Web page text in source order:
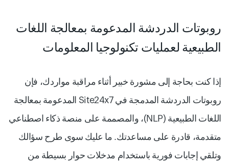
روبوتات الدردشة المدعومة بمعالجة اللغات
الطبيعية لعمليات تكنولوجيا المعلومات
إذا كنت بحاجة إلى مشورة خبير أثناء مراقبة مواردك، فإن
روبوتات الدردشة المدمجة في Site24x7 المدعومة بمعالجة
اللغات الطبيعية (NLP)، والمصممة على منصة ذكاء اصطناعي
متقدمة، قادرة على مساعدتك. ما عليك سوى طرح سؤالك
وتلقي إجابات فورية باستخدام مدخلات حوار بسيطة من